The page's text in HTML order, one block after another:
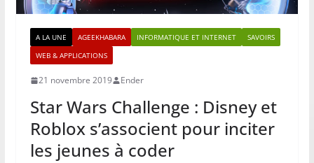
A LA UNE AGEEKHABARA INFORMATIQUE ET INTERNET
SAVOIRS
WEB & APPLICATIONS
21 novembre 2019 Ender
Star Wars Challenge : Disney et
Roblox s’associent pour inciter
les jeunes à coder